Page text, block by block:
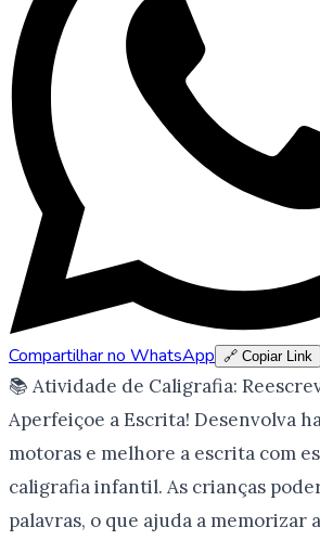
Compartilhar no WhatsApp 🔗 Copiar Link
📚 Atividade de Caligrafia:
Aperfeiçoe a Escrita! Desenvolva
motoras e melhore a escrita com
caligrafia infantil. As crianças
palavras, o que ajuda a memorizar